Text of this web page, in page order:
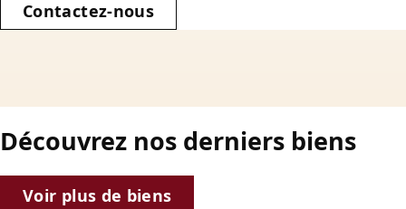
Contactez-nous
Découvrez nos derniers biens
Voir plus de biens